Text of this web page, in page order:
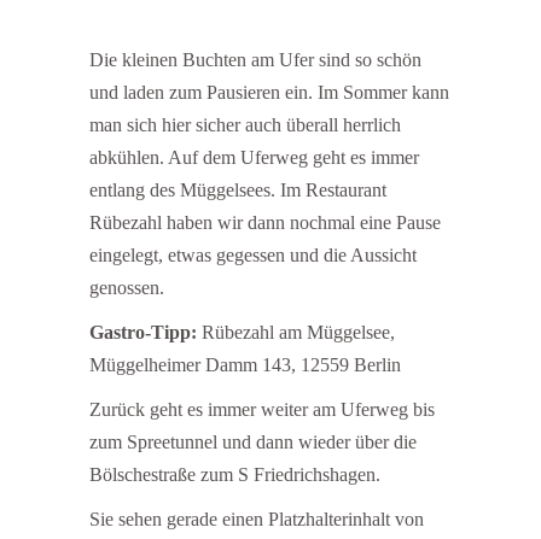
Die kleinen Buchten am Ufer sind so schön
und laden zum Pausieren ein. Im Sommer kann
man sich hier sicher auch überall herrlich
abkühlen. Auf dem Uferweg geht es immer
entlang des Müggelsees. Im Restaurant
Rübezahl haben wir dann nochmal eine Pause
eingelegt, etwas gegessen und die Aussicht
genossen.
Gastro-Tipp: Rübezahl am Müggelsee,
Müggelheimer Damm 143, 12559 Berlin
Zurück geht es immer weiter am Uferweg bis
zum Spreetunnel und dann wieder über die
Bölschestraße zum S Friedrichshagen.
Sie sehen gerade einen Platzhalterinhalt von